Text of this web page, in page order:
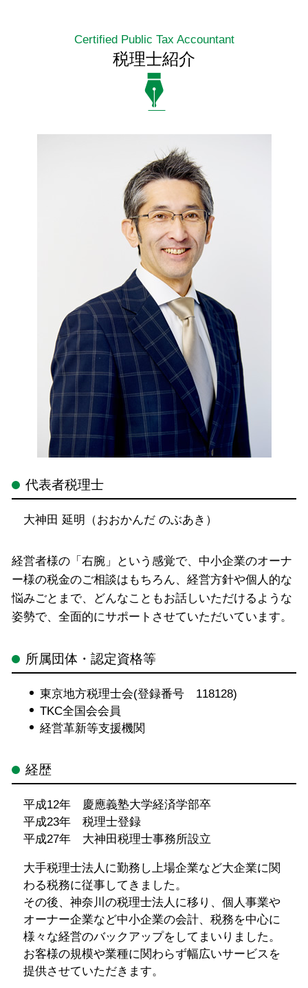
Certified Public Tax Accountant
税理士紹介
代表者税理士
大神田 延明（おおかんだ のぶあき）
経営者様の「右腕」という感覚で、中小企業のオーナ
ー様の税金のご相談はもちろん、経営方針や個人的な
悩みごとまで、どんなこともお話しいただけるような
姿勢で、全面的にサポートさせていただいています。
所属団体・認定資格等
東京地方税理士会(登録番号 118128)
TKC全国会会員
経営革新等支援機関
経歴
平成12年 慶應義塾大学経済学部卒
平成23年 税理士登録
平成27年 大神田税理士事務所設立
大手税理士法人に勤務し上場企業など大企業に関
わる税務に従事してきました。
その後、神奈川の税理士法人に移り、個人事業や
オーナー企業など中小企業の会計、税務を中心に
様々な経営のバックアップをしてまいりました。
お客様の規模や業種に関わらず幅広いサービスを
提供させていただきます。